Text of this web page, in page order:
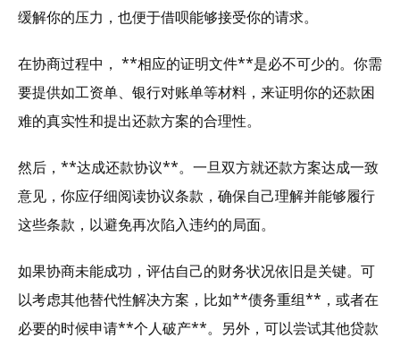
缓解你的压力，也便于借呗能够接受你的请求。
在协商过程中， **相应的证明文件**是必不可少的。你需
要提供如工资单、银行对账单等材料，来证明你的还款困
难的真实性和提出还款方案的合理性。
然后，**达成还款协议**。一旦双方就还款方案达成一致
意见，你应仔细阅读协议条款，确保自己理解并能够履行
这些条款，以避免再次陷入违约的局面。
如果协商未能成功，评估自己的财务状况依旧是关键。可
以考虑其他替代性解决方案，比如**债务重组**，或者在
必要的时候申请**个人破产**。另外，可以尝试其他贷款